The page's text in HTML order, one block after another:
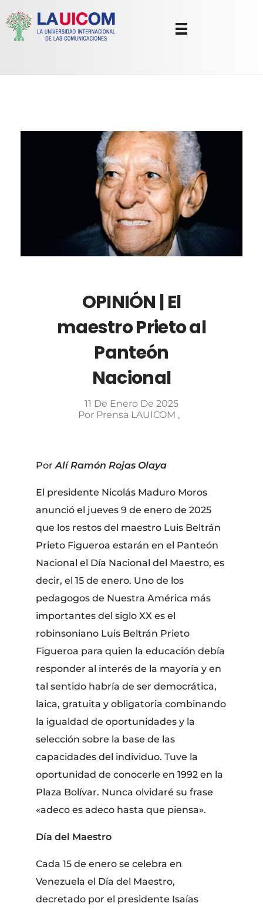
OPINIÓN | El
maestro Prieto al
Panteón
Nacional
11 De Enero De 2025
Por Prensa LAUICOM
PorAlí Ramón Rojas Olaya
El presidente Nicolás Maduro Moros
anunció el jueves 9 de enero de 2025
que los restos del maestro Luis Beltrán
Prieto Figueroa estarán en el Panteón
Nacional el Día Nacional del Maestro, es
decir, el 15 de enero. Uno de los
pedagogos de Nuestra América más
importantes del siglo XX es el
robinsoniano Luis Beltrán Prieto
Figueroa para quien la educación debía
responder al interés de la mayoría y en
tal sentido habría de ser democrática,
laica, gratuita y obligatoria combinando
la igualdad de oportunidades y la
selección sobre la base de las
capacidades del individuo. Tuve la
oportunidad de conocerle en 1992 en la
Plaza Bolívar. Nunca olvidaré su frase
«adeco es adeco hasta que piensa».
Día del Maestro
Cada 15 de enero se celebra en
Venezuela el Día del Maestro,
decretado por el presidente Isaías